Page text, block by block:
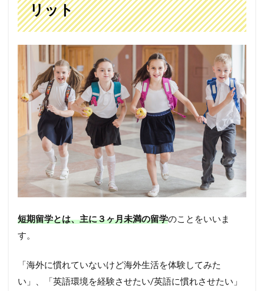
リット
短期留学とは、主に３ヶ月未満の留学のことをいいま
す。
「海外に慣れていないけど海外生活を体験してみた
い」、「英語環境を経験させたい/英語に慣れさせたい」